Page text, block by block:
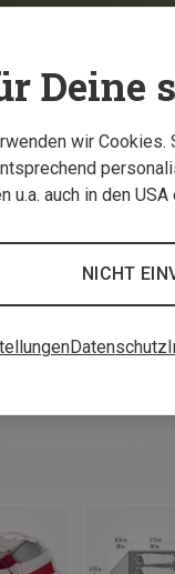
Deine
wir Cookies.
u.a. auch in den
NICHT
Datenschutz